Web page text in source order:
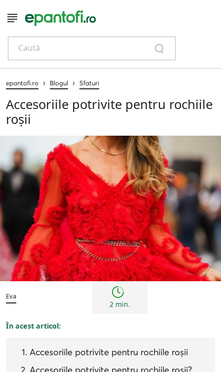
Caută
epantofi.ro › Blogul › Sfaturi
Accesoriile potrivite pentru rochiile
roșii
Sfaturi
Eva
2 min.
În acest articol:
Accesoriile potrivite pentru rochiile roșii